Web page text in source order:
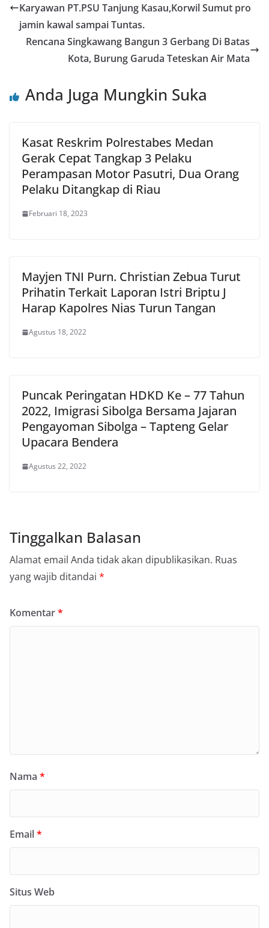
Karyawan PT.PSU Tanjung Kasau,Korwil Sumut pro
jamin kawal sampai Tuntas.
Rencana Singkawang Bangun 3 Gerbang Di Batas
Kota, Burung Garuda Teteskan Air Mata
Anda Juga Mungkin Suka
Kasat Reskrim Polrestabes Medan
Gerak Cepat Tangkap 3 Pelaku
Perampasan Motor Pasutri, Dua Orang
Pelaku Ditangkap di Riau
Februari 18, 2023
Mayjen TNI Purn. Christian Zebua Turut
Prihatin Terkait Laporan Istri Briptu J
Harap Kapolres Nias Turun Tangan
Agustus 18, 2022
Puncak Peringatan HDKD Ke – 77 Tahun
2022, Imigrasi Sibolga Bersama Jajaran
Pengayoman Sibolga – Tapteng Gelar
Upacara Bendera
Agustus 22, 2022
Tinggalkan Balasan
Alamat email Anda tidak akan dipublikasikan. Ruas
yang wajib ditandai *
Komentar*
Nama *
Email*
Situs Web